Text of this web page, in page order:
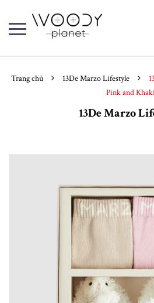
Trang chủ 13De Marzo Lifestyle
Pink and
13De Marzo